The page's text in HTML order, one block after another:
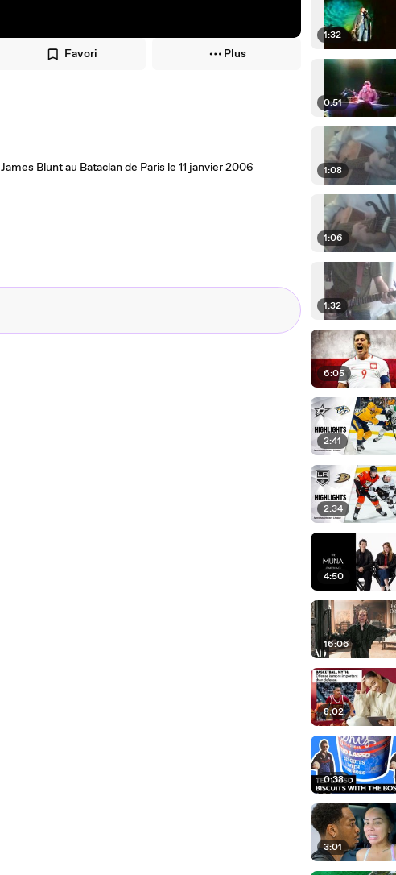
Favori Plus
Blunt au Bataclan de Paris le 11 janvier 2006
1:32
0:51
1:08
1:06
1:32
6:05
2:41
2:34
4:50
16:06
8:02
0:38
3:01